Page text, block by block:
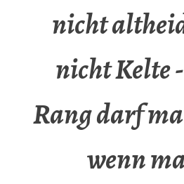
nicht
nicht Kelte -
Rang darf
wenn